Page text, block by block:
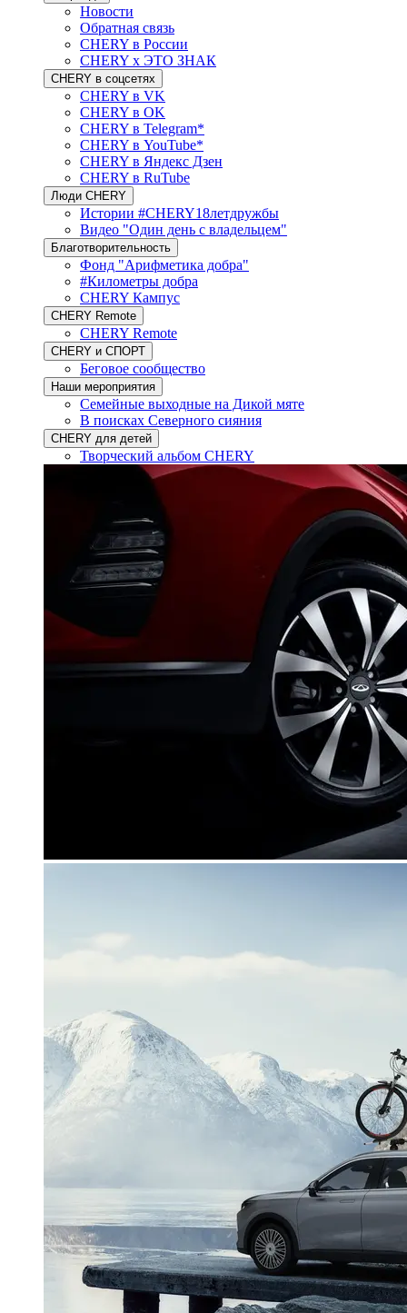
Новости
Обратная связь
CHERY в России
CHERY x ЭТО ЗНАК
CHERY в соцсетях
CHERY в VK
CHERY в OK
CHERY в Telegram*
CHERY в YouTube*
CHERY в Яндекс Дзен
CHERY в RuTube
Люди CHERY
Истории #CHERY18летдружбы
Видео "Один день с владельцем"
Благотворительность
Фонд "Арифметика добра"
#Километры добра
CHERY Кампус
CHERY Remote
CHERY Remote
CHERY и СПОРТ
Беговое сообщество
Наши мероприятия
Семейные выходные на Дикой мяте
В поисках Северного сияния
CHERY для детей
Творческий альбом CHERY